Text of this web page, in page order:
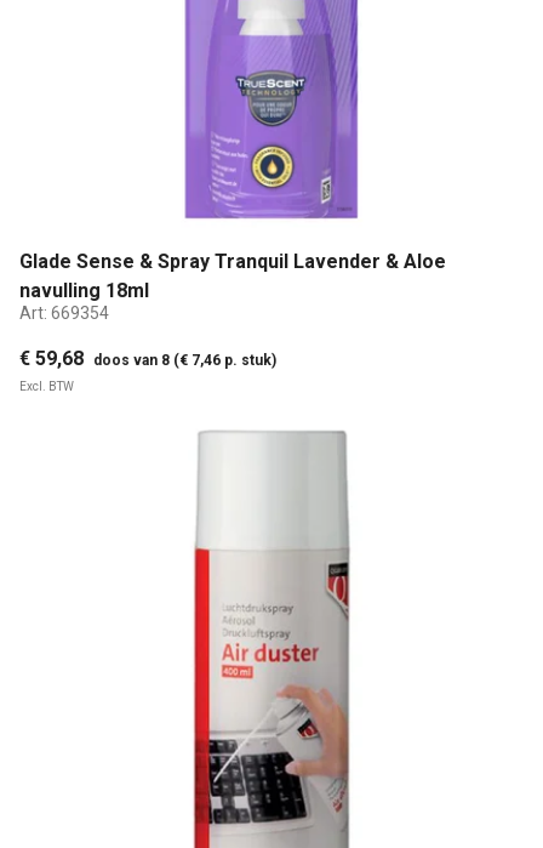
Glade Sense & Spray Tranquil Lavender & Aloe
navulling 18ml
Art: 669354
€ 59,68 doos van 8 (€ 7,46 p. stuk)
Excl. BTW